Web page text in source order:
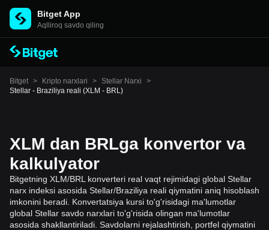
Bitget App
Aqlliroq savdo qiling
Bitget > Kripto narxlari > Stellar Narxi
>
Stellar - Braziliya reali (XLM - BRL)
XLM dan BRLga konvertor va
kalkulyator
Bitgetning XLM/BRL konverteri real vaqt rejimidagi global Stellar
narx indeksi asosida Stellar/Braziliya reali qiymatini aniq hisoblash
imkonini beradi. Konvertatsiya kursi to'g'risidagi ma'lumotlar
global Stellar savdo narxlari to'g'risida olingan ma'lumotlar
asosida shakllantiriladi. Savdolarni rejalashtirish, portfel qiymatini